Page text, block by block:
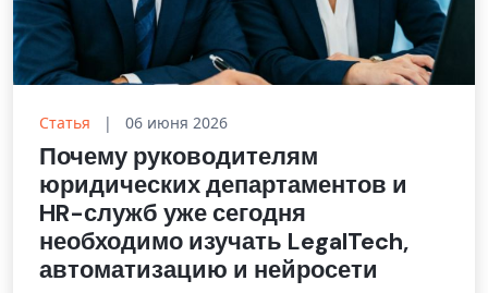
Статья | 06 июня 2026
Почему руководителям
юридических департаментов и
HR-служб уже сегодня
необходимо изучать LegalTech,
автоматизацию и нейросети